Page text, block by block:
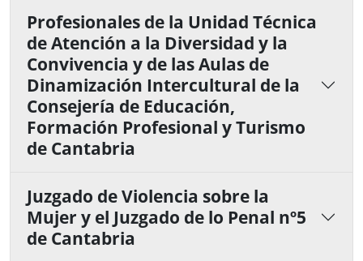
Profesionales de la Unidad Técnica
de Atención a la Diversidad y la
Convivencia y de las Aulas de
Dinamización Intercultural de la
Consejería de Educación,
Formación Profesional y Turismo
de Cantabria
Juzgado de Violencia sobre la
Mujer y el Juzgado de lo Penal nº5
de Cantabria